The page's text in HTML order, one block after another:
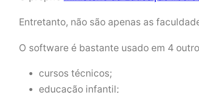
Entretanto, não são apenas as
O software é bastante usado em 4
cursos técnicos;
educação infantil;